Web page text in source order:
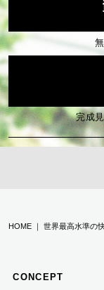
2023年01月 (2) 完成
HOME ｜ 世界最高水準の
CONCEPT